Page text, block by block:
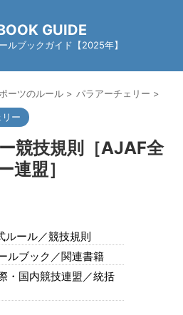
GUIDE
ルブックガイド【2025年】
ーツのルール > パラアーチェリー >
ー
競技規則［AJAF全
連盟］
ルール／競技規則
ルブック／関連書籍
・国内競技連盟／統括